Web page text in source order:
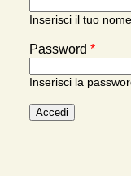
Inserisci il tuo
Password *
Inserisci la